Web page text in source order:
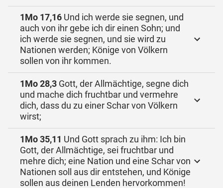
1Mo 17,16 Und ich werde sie segnen, und
auch von ihr gebe ich dir einen Sohn; und
ich werde sie segnen, und sie wird zu
Nationen werden; Könige von Völkern
sollen von ihr kommen.
1Mo 28,3 Gott, der Allmächtige, segne dich
und mache dich fruchtbar und vermehre
dich, dass du zu einer Schar von Völkern
wirst;
1Mo 35,11 Und Gott sprach zu ihm: Ich bin
Gott, der Allmächtige, sei fruchtbar und
mehre dich; eine Nation und eine Schar von
Nationen soll aus dir entstehen, und Könige
sollen aus deinen Lenden hervorkommen!